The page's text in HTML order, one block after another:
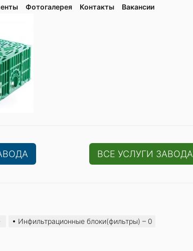
ВСЕ УСЛУГИ ЗАВОДА
Инфильтрационные блоки(фильтры) – 0
Фотогалерея Контaкты Вакaнсии